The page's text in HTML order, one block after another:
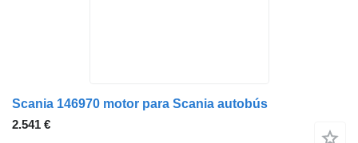
Scania 146970 motor para Scania autobús
2.541 €